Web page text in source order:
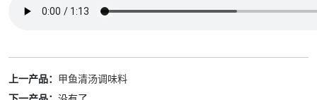
上一产品： 甲鱼清汤调味料